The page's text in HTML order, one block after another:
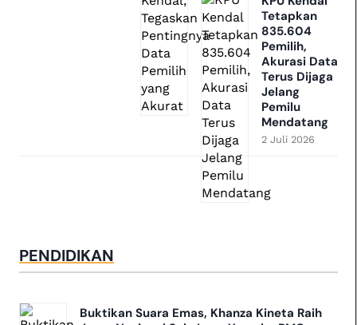
Tetapkan
835.604
Pemilih,
Akurasi Data
Terus Dijaga
Jelang
Pemilu
Mendatang
2 Juli 2026
PENDIDIKAN
Buktikan Suara Emas, Khanza Kineta Raih